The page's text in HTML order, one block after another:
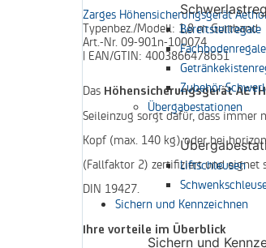
Bereitstellregale
Fachbodenregale
Zubehör
Übergabestationen
Liftschleusen
Sichern und Kennzeichnen
Sichern und
Zarges Höhensicherungsgerät
Typenbez./Modell: 1,8 m Gurtband
Art.-Nr.09-901n-100074
| EAN/GTIN: 4003866478651
Das Höhensicherungsgerät
Seileinzug sorgt dafür, dass immer
Kopf (max. 140 kg) oder bei
(Fallfaktor 2) zertifiziert und eignet
DIN 19427.
Ihre vorteile im Überblick